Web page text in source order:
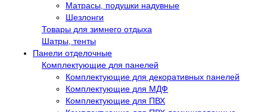
Матрасы, подушки надувные
Шезлонги
Товары для зимнего отдыха
Шатры, тенты
Панели отделочные
Комплектующие для панелей
Комплектующие для декоративных панелей
Комплектующие для МДФ
Комплектующие для ПВХ